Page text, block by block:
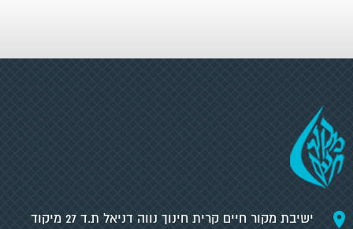
ישיבת מקור חיים קרית חינוך נווה דניאל ת.ד 27 מיקוד